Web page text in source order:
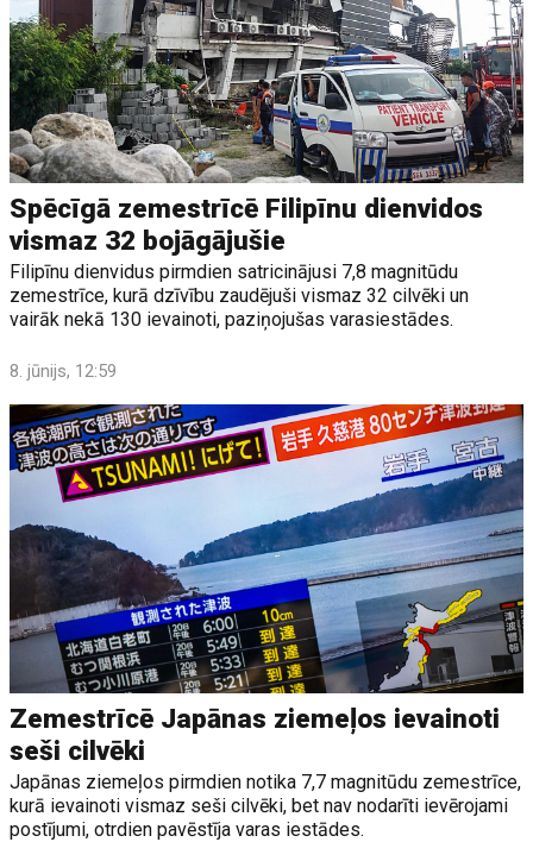
Spēcīgā zemestrīcē Filipīnu dienvidos
vismaz 32 bojāgājušie
Filipīnu dienvidus pirmdien satricinājusi 7,8 magnitūdu
zemestrīce, kurā dzīvību zaudējuši vismaz 32 cilvēki un
vairāk nekā 130 ievainoti, paziņojušas varasiestādes.
8. jūnijs, 12:59
Zemestrīcē Japānas ziemeļos ievainoti
seši cilvēki
Japānas ziemeļos pirmdien notika 7,7 magnitūdu zemestrīce,
kurā ievainoti vismaz seši cilvēki, bet nav nodarīti ievērojami
postījumi, otrdien pavēstīja varas iestādes.